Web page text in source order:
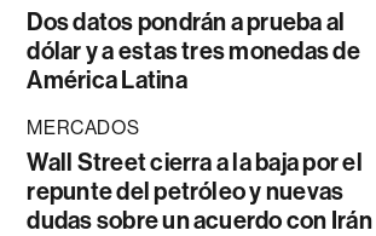
Dos datos pondrán a prueba al
dólar y a estas tres monedas de
América Latina
MERCADOS
Wall Street cierra a la baja por el
repunte del petróleo y nuevas
dudas sobre un acuerdo con Irán